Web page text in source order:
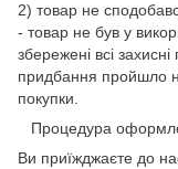
2) товар не
- товар не був у
збережені всі
придбання пройшло
покупки.
Процедура
Ви приїжджаєте до